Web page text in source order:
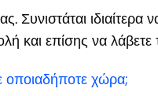
Συνιστάται
και επίσης να
χώρα;